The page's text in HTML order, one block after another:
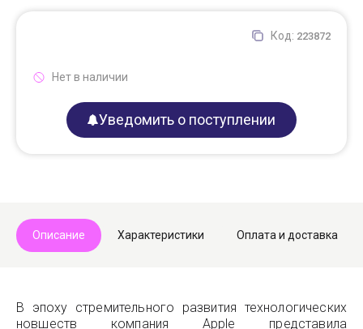
Код: 223872
Нет в наличии
Уведомить о поступлении
Описание Характеристики Оплата и доставка
В эпоху стремительного развития технологических
новшеств компания Apple представила